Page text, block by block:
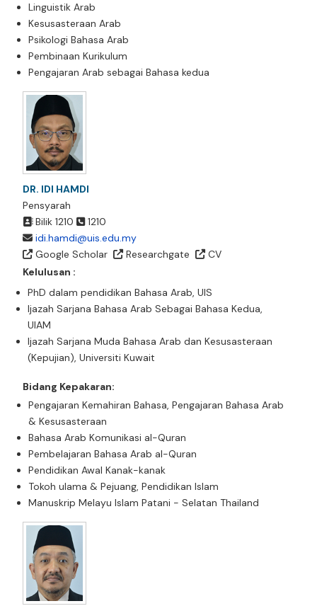
Linguistik Arab
Kesusasteraan Arab
Psikologi Bahasa Arab
Pembinaan Kurikulum
Pengajaran Arab sebagai Bahasa kedua
DR. IDI HAMDI
Pensyarah
Bilik 1210
1210
idi.hamdi@uis.edu.my
Google Scholar
Researchgate
CV
Kelulusan :
PhD dalam pendidikan Bahasa Arab, UIS
Ijazah Sarjana Bahasa Arab Sebagai Bahasa Kedua,
UIAM
Ijazah Sarjana Muda Bahasa Arab dan Kesusasteraan
(Kepujian), Universiti Kuwait
Bidang Kepakaran:
Pengajaran Kemahiran Bahasa, Pengajaran Bahasa Arab
& Kesusasteraan
Bahasa Arab Komunikasi al-Quran
Pembelajaran Bahasa Arab al-Quran
Pendidikan Awal Kanak-kanak
Tokoh ulama & Pejuang, Pendidikan Islam
Manuskrip Melayu Islam Patani - Selatan Thailand